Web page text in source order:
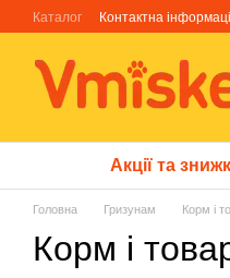
Перейти до основного
Каталог Контактна
Акції та
Головна Гризунам Корм і
Корм і